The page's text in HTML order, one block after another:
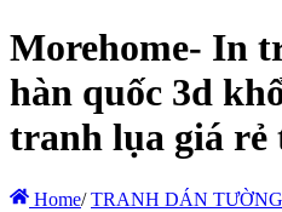
Morehome- In
hàn quốc 3d
tranh lụa giá rẻ
Home/ TRANH DÁN TƯỜNG